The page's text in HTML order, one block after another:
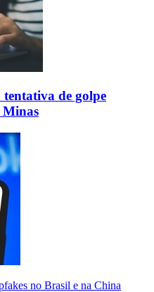
de golpe
Minas
no Brasil e na China